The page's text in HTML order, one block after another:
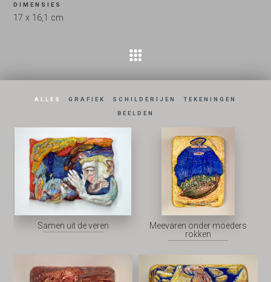
DIMENSIES
17 x 16,1 cm
ALLES GRAFIEK SCHILDERIJEN TEKENINGEN
BEELDEN
Samen uit de veren
Meevaren onder moeders
rokken